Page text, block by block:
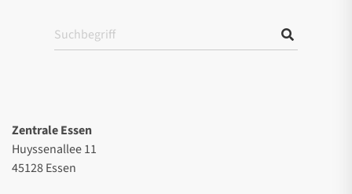
Zentrale Essen
Huyssenallee 11
45128 Essen